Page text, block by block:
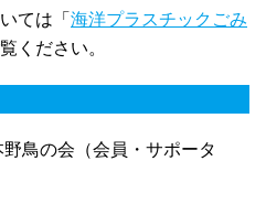
ては「 海洋プラスチックごみ
ください。
鳥の会（会員・サポータ